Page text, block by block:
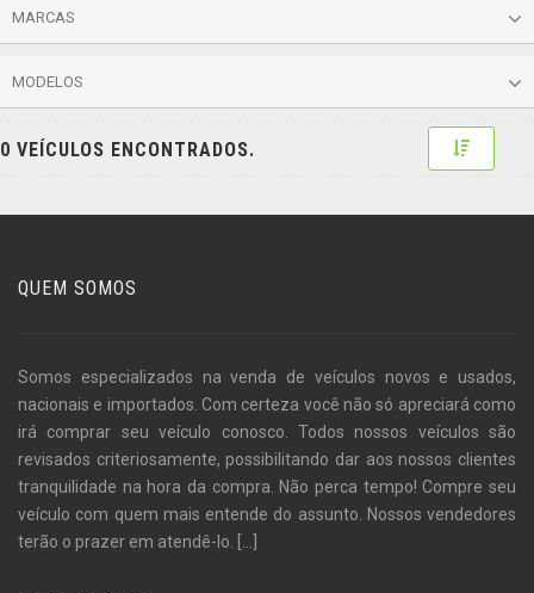
MARCAS
MODELOS
0 VEÍCULOS ENCONTRADOS. Toggle
QUEM SOMOS
Somos especializados na venda de veículos novos e usados,
nacionais e importados. Com certeza você não só apreciará como
irá comprar seu veículo conosco. Todos nossos veículos são
revisados criteriosamente, possibilitando dar aos nossos clientes
tranquilidade na hora da compra. Não perca tempo! Compre seu
veículo com quem mais entende do assunto. Nossos vendedores
terão o prazer em atendê-lo.